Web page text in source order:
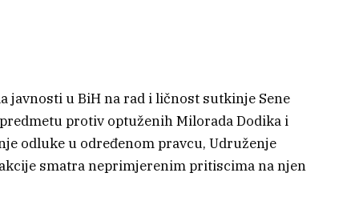
javnosti u BiH na rad i ličnost sutkinje Sene
protiv optuženih Milorada Dodika i
odluke u određenom pravcu, Udruženje
smatra neprimjerenim pritiscima na njen